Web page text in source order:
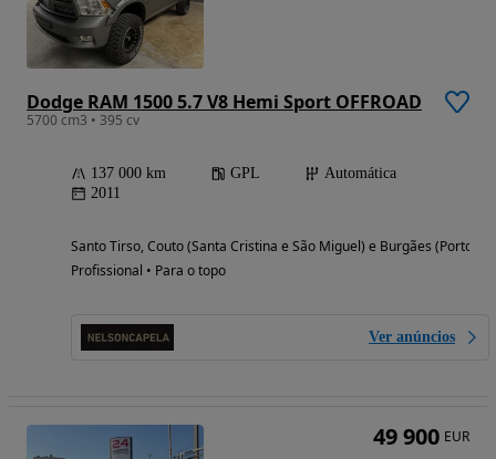
Dodge RAM 1500 5.7 V8 Hemi Sport OFFROAD
5700 cm3 • 395 cv
137 000 km GPL
Automática
2011
Santo Tirso, Couto (Santa Cristina e São Miguel) e Burgães (Porto)
Profissional • Para o topo
Ver anúncios
49 900 EUR